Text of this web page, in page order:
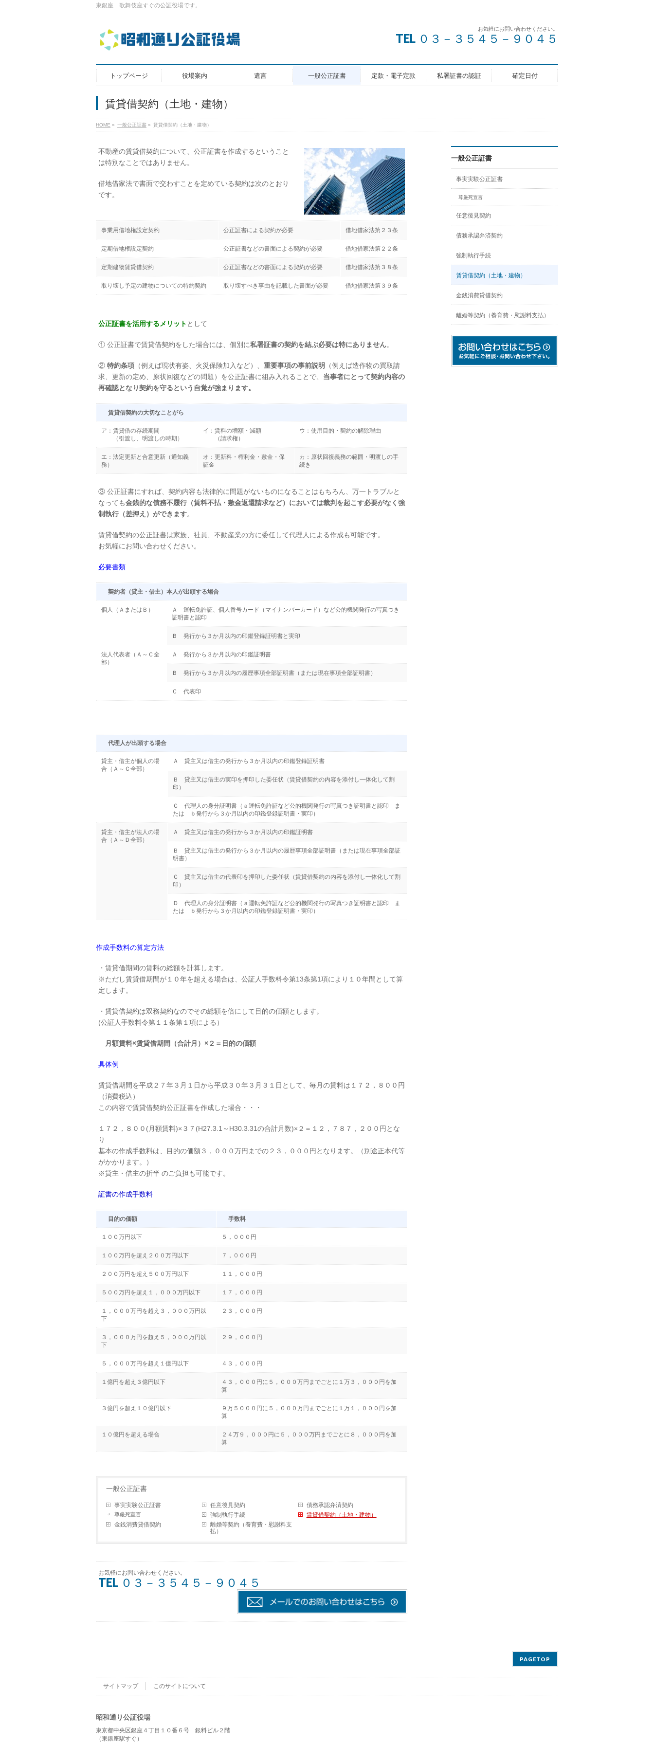
東銀座 歌舞伎座すぐの公証役場です。
お気軽にお問い合わせください。
TEL ０３－３５４５－９０４５
トップページ 役場案内 遺言 一般公正証書 定款・電子定款 私署証書の認証 確定日付
賃貸借契約（土地・建物）
HOME » 一般公正証書 » 賃貸借契約（土地・建物）
不動産の賃貸借契約について、公正証書を作成するということ
は特別なことではありません。
借地借家法で書面で交わすことを定めている契約は次のとおり
です。
事業用借地権設定契約 公正証書による契約が必要 借地借家法第２３条
定期借地権設定契約 公正証書などの書面による契約が必要 借地借家法第２２条
定期建物賃貸借契約 公正証書などの書面による契約が必要 借地借家法第３８条
取り壊し予定の建物についての特約契約 取り壊すべき事由を記載した書面が必要 借地借家法第３９条
公正証書を活用するメリット として
① 公正証書で賃貸借契約をした場合には、個別に私署証書の契約を結ぶ必要は特にありません。
② 特約条項 （例えば現状有姿、火災保険加入など）、 重要事項の事前説明
（例えば造作物の買取請
求、更新の定め、原状回復などの問題）を公正証書に組み入れることで、 当事者にとって契約内容の
再確認となり契約を守るという自覚が強まります。
賃貸借契約の大切なことがら
ア：賃貸借の存続期間
（引渡し、明渡しの時期）
イ：賃料の増額・減額
（請求権）
ウ：使用目的・契約の解除理由
エ：法定更新と合意更新（通知義
務）
オ：更新料・権利金・敷金・保
証金
カ：原状回復義務の範囲・明渡しの手
続き
③ 公正証書にすれば、契約内容も法律的に問題がないものになることはもちろん、万一トラブルと
なっても金銭的な債務不履行（賃料不払・敷金返還請求など）においては裁判を起こす必要がなく強
制執行（差押え）ができます。
賃貸借契約の公正証書は家族、社員、不動産業の方に委任して代理人による作成も可能です。
お気軽にお問い合わせください。
必要書類
契約者（貸主・借主）本人が出頭する場合
個人（ＡまたはＢ）
Ａ 運転免許証、個人番号カード（マイナンバーカード）など公的機関発行の写真つき
証明書と認印
Ｂ 発行から３か月以内の印鑑登録証明書と実印
法人代表者（Ａ～Ｃ全
部）
Ａ 発行から３か月以内の印鑑証明書
Ｂ 発行から３か月以内の履歴事項全部証明書（または現在事項全部証明書）
Ｃ 代表印
代理人が出頭する場合
貸主・借主が個人の場
合（Ａ～Ｃ全部）
Ａ 貸主又は借主の発行から３か月以内の印鑑登録証明書
Ｂ 貸主又は借主の実印を押印した委任状（賃貸借契約の内容を添付し一体化して割
印）
Ｃ 代理人の身分証明書（ａ運転免許証など公的機関発行の写真つき証明書と認印 ま
たは ｂ発行から３か月以内の印鑑登録証明書・実印）
貸主・借主が法人の場
合（Ａ～Ｄ全部）
Ａ 貸主又は借主の発行から３か月以内の印鑑証明書
Ｂ 貸主又は借主の発行から３か月以内の履歴事項全部証明書（または現在事項全部証
明書）
Ｃ 貸主又は借主の代表印を押印した委任状（賃貸借契約の内容を添付し一体化して割
印）
Ｄ 代理人の身分証明書（ａ運転免許証など公的機関発行の写真つき証明書と認印 ま
たは ｂ発行から３か月以内の印鑑登録証明書・実印）
作成手数料の算定方法
・賃貸借期間の賃料の総額を計算します。
※ただし賃貸借期間が１０年を超える場合は、公証人手数料令第13条第1項により１０年間として算
定します。
・賃貸借契約は双務契約なのでその総額を倍にして目的の価額とします。
(公証人手数料令第１１条第１項による）
月額賃料×賃貸借期間（合計月）×２＝目的の価額
具体例
賃貸借期間を平成２７年３月１日から平成３０年３月３１日として、毎月の賃料は１７２，８００円
（消費税込）
この内容で賃貸借契約公正証書を作成した場合・・・
１７２，８００(月額賃料)×３７(H27.3.1～H30.3.31の合計月数)×２＝１２，７８７，２００円とな
り
基本の作成手数料は、目的の価額３，０００万円までの２３，０００円となります。（別途正本代等
がかかります。）
※貸主・借主の折半 のご負担も可能です。
証書の作成手数料
目的の価額 手数料
１００万円以下 ５，０００円
１００万円を超え２００万円以下 ７，０００円
２００万円を超え５００万円以下 １１，０００円
５００万円を超え１，０００万円以下 １７，０００円
１，０００万円を超え３，０００万円以
下
２３，０００円
３，０００万円を超え５，０００万円以
下
２９，０００円
５，０００万円を超え１億円以下 ４３，０００円
１億円を超え３億円以下
４３，０００円に５，０００万円までごとに１万３，０００円を加
算
３億円を超え１０億円以下
９万５０００円に５，０００万円までごとに１万１，０００円を加
算
１０億円を超える場合
２４万９，０００円に５，０００万円までごとに８，０００円を加
算
一般公正証書
事実実験公正証書
尊厳死宣言
任意後見契約
債務承認弁済契約
強制執行手続
賃貸借契約（土地・建物）
金銭消費貸借契約
離婚等契約（養育費・慰謝料支
払）
お気軽にお問い合わせください。
TEL ０３－３５４５－９０４５
一般公正証書
事実実験公正証書
尊厳死宣言
任意後見契約
債務承認弁済契約
強制執行手続
賃貸借契約（土地・建物）
金銭消費貸借契約
離婚等契約（養育費・慰謝料支払）
PAGETOP
サイトマップ このサイトについて
昭和通り公証役場
東京都中央区銀座４丁目１０番６号 銀料ビル２階
（東銀座駅すぐ）